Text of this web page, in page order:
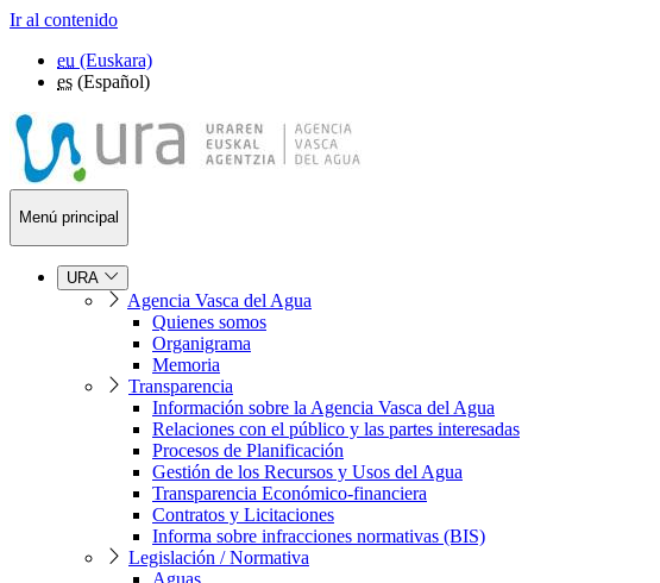
Ir al contenido
eu (Euskara)
es (Español)
Menú principal
URA
Agencia Vasca del Agua
Quienes somos
Organigrama
Memoria
Transparencia
Información sobre la Agencia Vasca del Agua
Relaciones con el público y las partes interesadas
Procesos de Planificación
Gestión de los Recursos y Usos del Agua
Transparencia Económico-financiera
Contratos y Licitaciones
Informa sobre infracciones normativas (BIS)
Legislación / Normativa
Aguas